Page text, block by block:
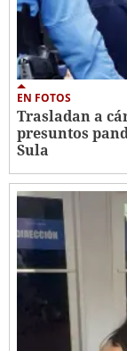
EN FOTOS
Trasladan a
presuntos
Sula